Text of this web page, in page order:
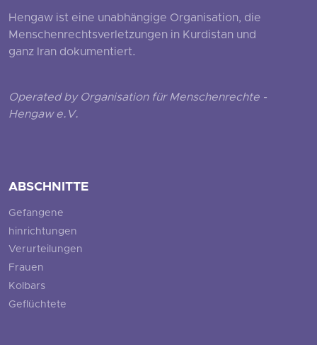
Hengaw ist eine unabhängige Organisation, die
Menschenrechtsverletzungen in Kurdistan und
ganz Iran dokumentiert.
Operated by Organisation für Menschenrechte -
Hengaw e.V.
ABSCHNITTE
Gefangene
hinrichtungen
Verurteilungen
Frauen
Kolbars
Geflüchtete